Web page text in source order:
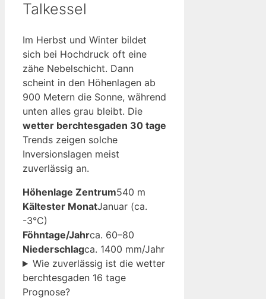
Talkessel
Im Herbst und Winter bildet
sich bei Hochdruck oft eine
zähe Nebelschicht. Dann
scheint in den Höhenlagen ab
900 Metern die Sonne, während
unten alles grau bleibt. Die
wetter berchtesgaden 30 tage
Trends zeigen solche
Inversionslagen meist
zuverlässig an.
Höhenlage Zentrum540 m
Kältester MonatJanuar (ca.
-3°C)
Föhntage/Jahrca. 60–80
Niederschlagca. 1400 mm/Jahr
Wie zuverlässig ist die wetter
berchtesgaden 16 tage
Prognose?